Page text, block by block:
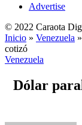
Advertise
© 2022 Caraota
Inicio » Venezuela »
cotizó
Venezuela
Dólar